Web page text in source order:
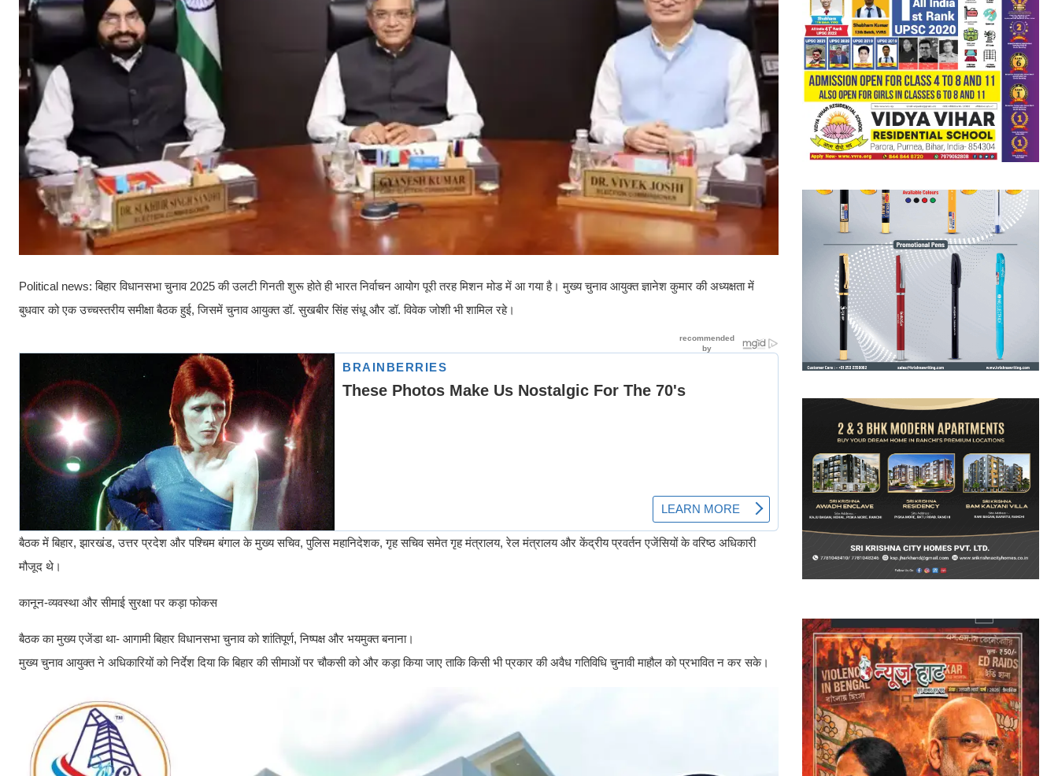
Political news: बिहार विधानसभा चुनाव 2025 की उलटी गिनती शुरू होते ही भारत निर्वाचन आयोग पूरी तरह मिशन मोड में आ गया है। मुख्य चुनाव आयुक्त ज्ञानेश कुमार की अध्यक्षता में
बुधवार को एक उच्चस्तरीय समीक्षा बैठक हुई, जिसमें चुनाव आयुक्त डॉ. सुखबीर सिंह संधू और डॉ. विवेक जोशी भी शामिल रहे।
बैठक में बिहार, झारखंड, उत्तर प्रदेश और पश्चिम बंगाल के मुख्य सचिव, पुलिस महानिदेशक, गृह सचिव समेत गृह मंत्रालय, रेल मंत्रालय और केंद्रीय प्रवर्तन एजेंसियों के वरिष्ठ अधिकारी
मौजूद थे।
कानून-व्यवस्था और सीमाई सुरक्षा पर कड़ा फोकस
बैठक का मुख्य एजेंडा था- आगामी बिहार विधानसभा चुनाव को शांतिपूर्ण, निष्पक्ष और भयमुक्त बनाना।
मुख्य चुनाव आयुक्त ने अधिकारियों को निर्देश दिया कि बिहार की सीमाओं पर चौकसी को और कड़ा किया जाए ताकि किसी भी प्रकार की अवैध गतिविधि चुनावी माहौल को प्रभावित न कर सके।